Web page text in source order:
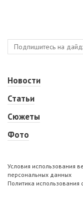
Новости
Статьи
Сюжеты
Фото
Условия использования
персональных данных
Политика использования